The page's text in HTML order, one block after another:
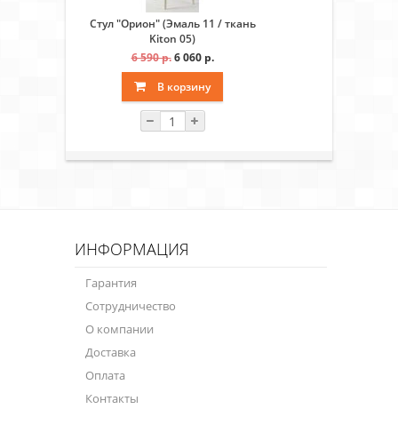
Стул "Орион" (Эмаль 11 / ткань
Kiton 05)
6 590 р. 6 060 р.
В корзину
ИНФОРМАЦИЯ
Гарантия
Сотрудничество
О компании
Доставка
Оплата
Контакты